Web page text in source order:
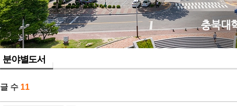
분야별도서
글 수 11